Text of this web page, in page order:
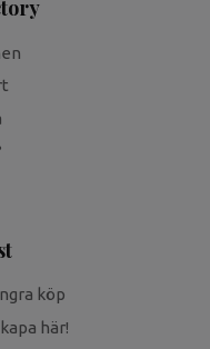
köp
här!